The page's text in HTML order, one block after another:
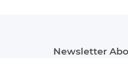
Newsletter